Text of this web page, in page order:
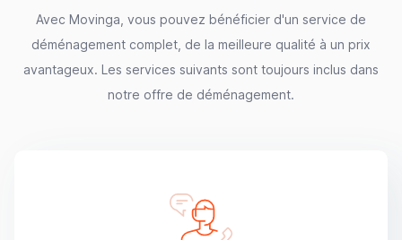
Avec Movinga, vous pouvez bénéficier d'un service de
déménagement complet, de la meilleure qualité à un prix
avantageux. Les services suivants sont toujours inclus dans
notre offre de déménagement.